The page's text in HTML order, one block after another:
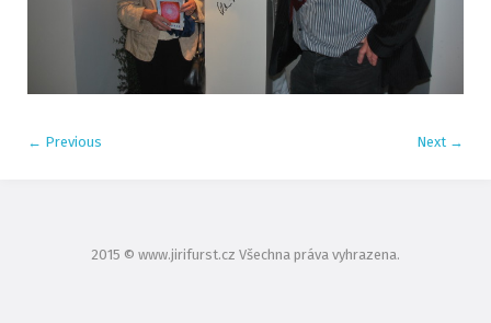
← Previous Next →
2015 © www.jirifurst.cz Všechna práva vyhrazena.